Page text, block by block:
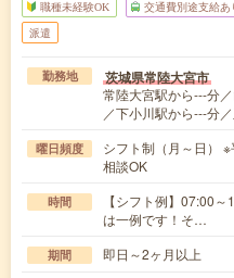
職種未経験OK 交通費別途支給あ
派遣
勤務地 茨城県常陸大宮市
常陸大宮駅から---分
／下小川駅から---分
曜日頻度
シフト制（月～日）
相談OK
時間
【シフト例】07:00
は一例です！そ…
期間 即日～2ヶ月以上